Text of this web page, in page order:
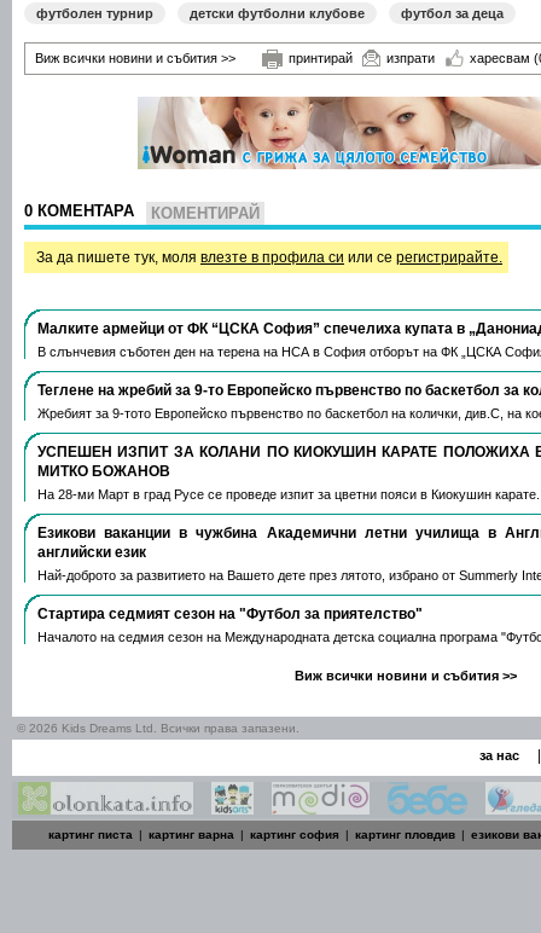
футболен турнир детски футболни клубове футбол за деца
Виж всички новини и събития >> принтирай изпрати харесвам
0 КОМЕНТАРА КОМЕНТИРАЙ
За да пишете тук, моля влезте в профила си или се регистрирайте.
Малките армейци от ФК “ЦСКА София” спечелиха купата в
В слънчевия съботен ден на терена на НСА в София отборът на ФК „ЦСКА
Теглене на жребий за 9-то Европейско първенство по баскетбол за
Жребият за 9-тото Европейско първенство по баскетбол на колички, див.С, на
УСПЕШЕН ИЗПИТ ЗА КОЛАНИ ПО КИОКУШИН КАРАТЕ ПОЛОЖИХА
МИТКО БОЖАНОВ
На 28-ми Март в град Русе се проведе изпит за цветни пояси в Киокушин
Езикови ваканции​ в чужбина Академични летни училища в
английски език
Най-доброто за развитието на Вашето дете през лятото, избрано от Summerly
Стартира седмият сезон на "Футбол за приятелство"
Началото на седмия сезон на Международната детска социална програма
Виж всички новини и събития >>
© 2026 Kids Dreams Ltd. Всички права запазени.
за нас |
картинг писта | картинг варна | картинг софия | картинг пловдив | езикови